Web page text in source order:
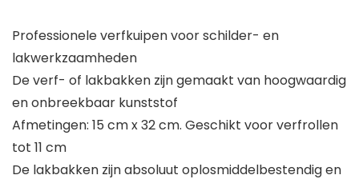
Professionele verfkuipen voor schilder- en
lakwerkzaamheden
De verf- of lakbakken zijn gemaakt van hoogwaardig
en onbreekbaar kunststof
Afmetingen: 15 cm x 32 cm. Geschikt voor verfrollen
tot 11 cm
De lakbakken zijn absoluut oplosmiddelbestendig en